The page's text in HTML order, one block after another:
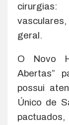
geral.
O Novo
Abertas”
possui
Único de